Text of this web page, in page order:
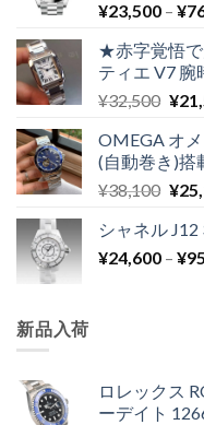
¥23,500 – ¥
★赤字覚悟
ティエ V7 腕
¥32,500 ¥
OMEGA オ
(自動巻き)搭
¥38,100 ¥
シャネル
¥24,600 – ¥
新品入荷
ロレックス
ーデイト